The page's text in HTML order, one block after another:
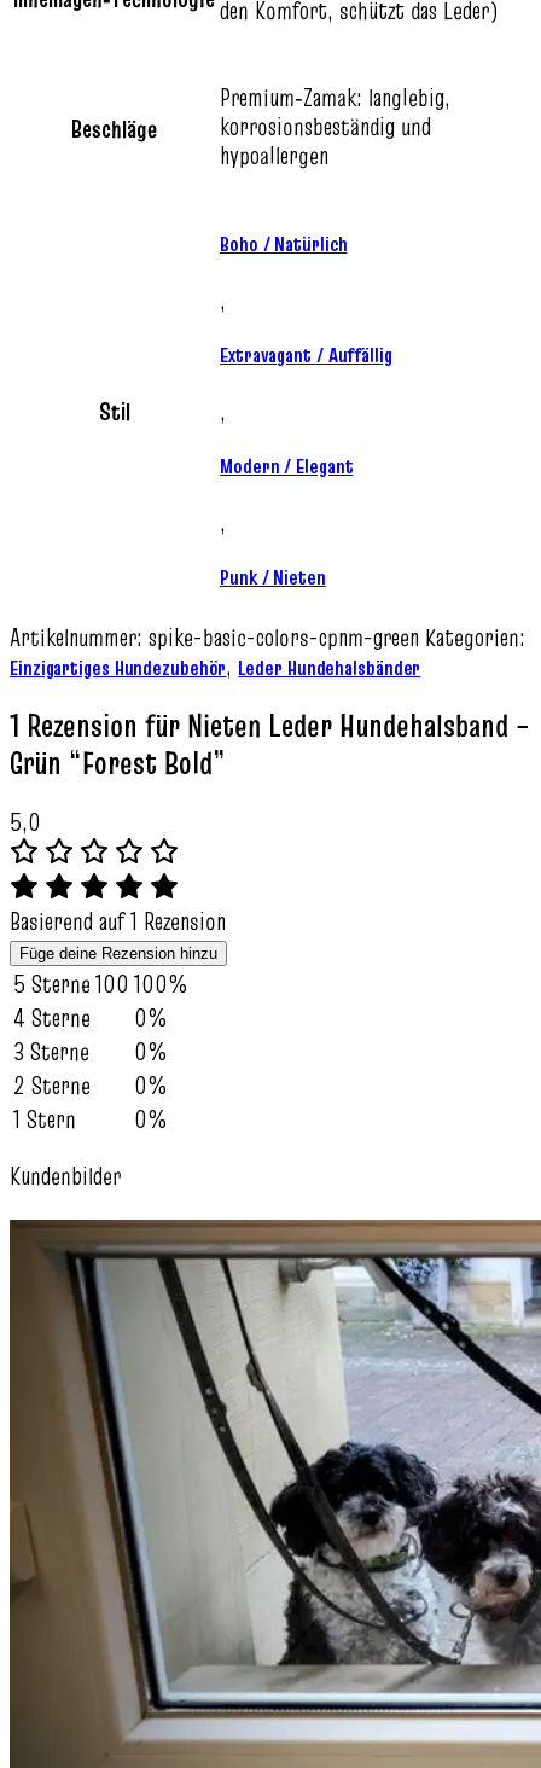
den Komfort, schützt das Leder)
Beschläge
Premium‑Zamak: langlebig,
korrosionsbeständig und
hypoallergen
Stil
Boho / Natürlich
,
Extravagant / Auffällig
,
Modern / Elegant
,
Punk / Nieten
Artikelnummer: spike-basic-colors-cpnm-green Kategorien:
Einzigartiges Hundezubehör, Leder Hundehalsbänder
1 Rezension fürNieten Leder Hundehalsband –
Grün “Forest Bold”
5,0
Basierend auf 1 Rezension
Füge deine Rezension hinzu
5 Sterne100 100%
4 Sterne
0%
3 Sterne
0%
2 Sterne
0%
1 Stern
0%
Kundenbilder